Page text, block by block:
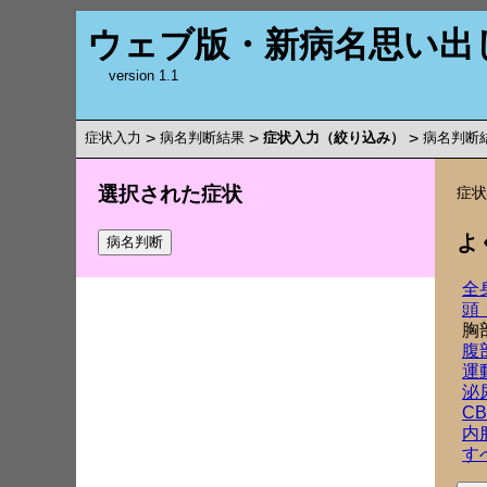
ウェブ版・新病名思い出
version 1.1
症状入力 > 病名判断結果 > 症状入力（絞り込み） > 病名判断
選択された症状 症
よ
全
頭
胸
腹
運
泌
内
す